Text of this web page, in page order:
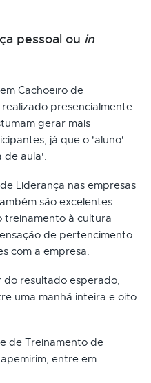
pessoal ou in
Cachoeiro de
presencialmente.
gerar mais
já que o 'aluno'
de aula'.
Liderança nas empresas
são excelentes
treinamento à cultura
de pertencimento
com a empresa.
resultado esperado,
uma manhã inteira e oito
de Treinamento de
entre em